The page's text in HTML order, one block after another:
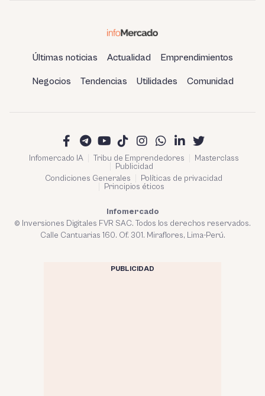
Últimas noticias Actualidad Emprendimientos
Negocios Tendencias Utilidades Comunidad
Infomercado IA Tribu de Emprendedores
Masterclass
Publicidad
Condiciones Generales
Políticas de privacidad
Principios éticos
Infomercado
© Inversiones Digitales FVR SAC. Todos los derechos reservados.
Calle Cantuarias 160. Of. 301. Miraflores, Lima-Perú.
PUBLICIDAD